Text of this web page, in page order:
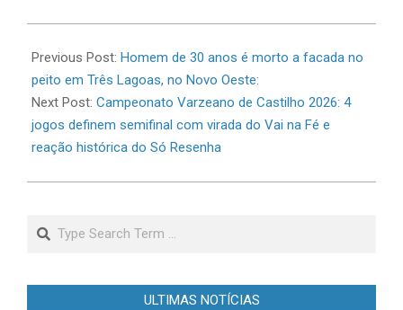
07-
05
Previous Post: Homem de 30 anos é morto a facada no
peito em Três Lagoas, no Novo Oeste:
Next Post: Campeonato Varzeano de Castilho 2026: 4
jogos definem semifinal com virada do Vai na Fé e
reação histórica do Só Resenha
Search
ULTIMAS NOTÍCIAS